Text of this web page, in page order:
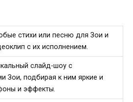
стихи или песню для Зои и
с их исполнением.
слайд-шоу с
Зои, подбирая к ним яркие и
и эффекты.